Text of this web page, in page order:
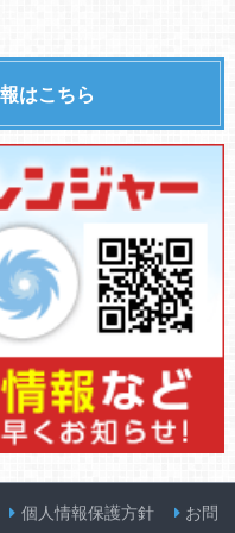
はこちら
個人情報保護方針
お問